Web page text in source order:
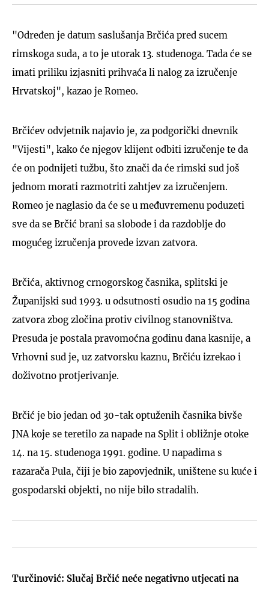
"Određen je datum saslušanja Brčića pred sucem
rimskoga suda, a to je utorak 13. studenoga. Tada će se
imati priliku izjasniti prihvaća li nalog za izručenje
Hrvatskoj", kazao je Romeo.
Brčićev odvjetnik najavio je, za podgorički dnevnik
"Vijesti", kako će njegov klijent odbiti izručenje te da
će on podnijeti tužbu, što znači da će rimski sud još
jednom morati razmotriti zahtjev za izručenjem.
Romeo je naglasio da će se u međuvremenu poduzeti
sve da se Brčić brani sa slobode i da razdoblje do
mogućeg izručenja provede izvan zatvora.
Brčića, aktivnog crnogorskog časnika, splitski je
Županijski sud 1993. u odsutnosti osudio na 15 godina
zatvora zbog zločina protiv civilnog stanovništva.
Presuda je postala pravomoćna godinu dana kasnije, a
Vrhovni sud je, uz zatvorsku kaznu, Brčiću izrekao i
doživotno protjerivanje.
Brčić je bio jedan od 30-tak optuženih časnika bivše
JNA koje se teretilo za napade na Split i obližnje otoke
14. na 15. studenoga 1991. godine. U napadima s
razarača Pula, čiji je bio zapovjednik, uništene su kuće i
gospodarski objekti, no nije bilo stradalih.
Turčinović: Slučaj Brčić neće negativno utjecati na